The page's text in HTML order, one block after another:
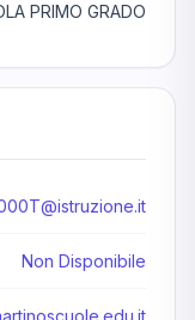
PRIMO GRADO
Non Disponibile